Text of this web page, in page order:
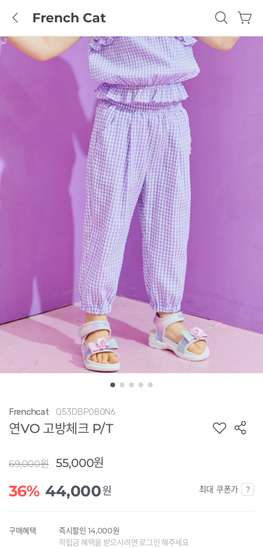
French Cat
French Cat
Frenchcat Q53DBP080N6
연VO 고방체크 P/T
69,000원 55,000원
36% 44,000원 최대 쿠폰가
구매혜택
즉시할인 14,000원
적립금 혜택을 받으시려면 로그인 해주세요
Tiffany
GUESS
KIDS